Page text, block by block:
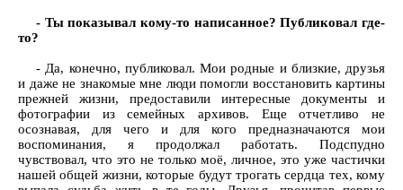
- Ты показывал кому-то написанное? Публиковал где-
то?
- Да, конечно, публиковал. Мои родные и близкие, друзья
и даже не знакомые мне люди помогли восстановить картины
прежней жизни, предоставили интересные документы и
фотографии из семейных архивов. Еще отчетливо не
осознавая, для чего и для кого предназначаются мои
воспоминания, я продолжал работать. Подспудно
чувствовал, что это не только моё, личное, это уже частички
нашей общей жизни, которые будут трогать сердца тех, кому